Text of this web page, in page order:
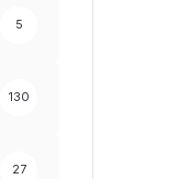
5
130
27